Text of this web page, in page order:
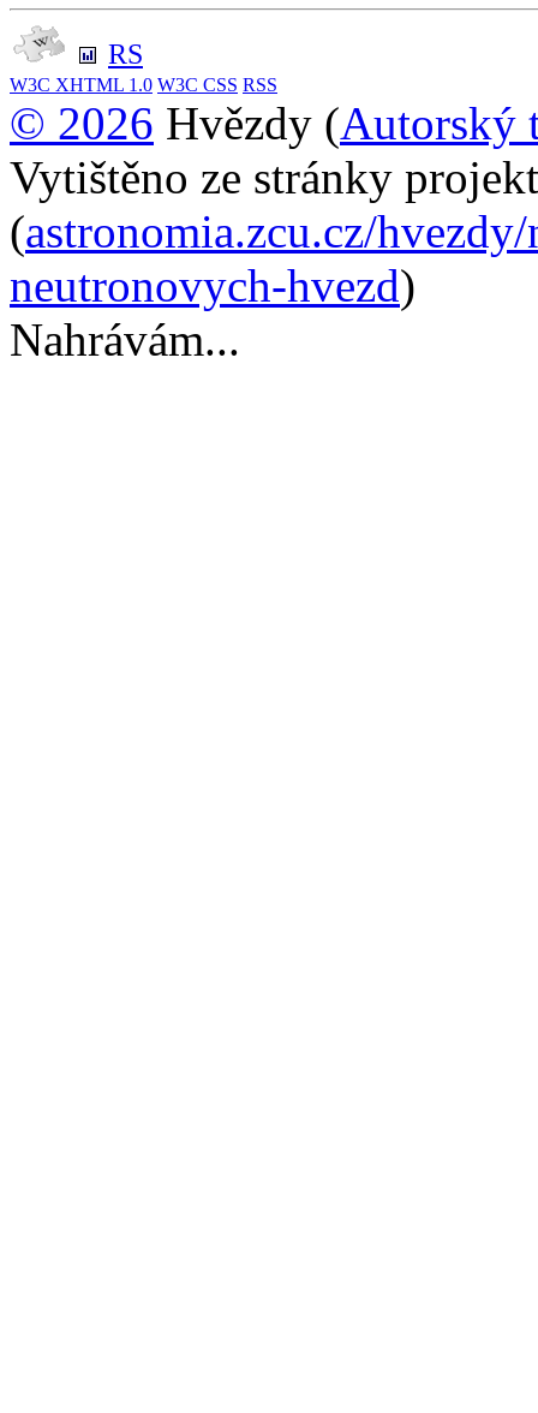
RS
W3C XHTML 1.0 W3C CSS RSS
© 2026 Hvězdy (Autorský
Vytištěno ze stránky
(astronomia.zcu.cz/
neutronovych-hvezd)
Nahrávám...